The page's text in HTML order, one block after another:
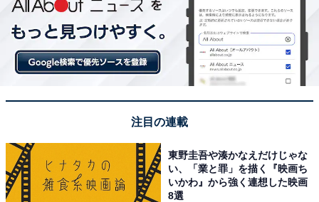
注目の連載
東野圭吾や湊かなえだけじゃな
い、「業と罪」を描く『映画ち
いかわ』から強く連想した映画
8選